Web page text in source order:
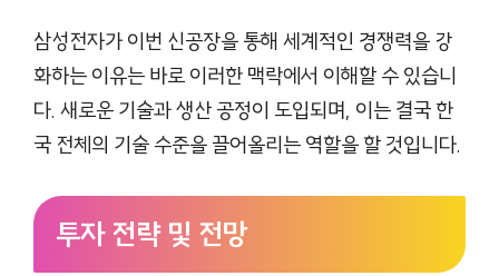
삼성전자가 이번 신공장을 통해 세계적인 경쟁력을 강
화하는 이유는 바로 이러한 맥락에서 이해할 수 있습니
다. 새로운 기술과 생산 공정이 도입되며, 이는 결국 한
국 전체의 기술 수준을 끌어올리는 역할을 할 것입니다.
투자 전략 및 전망